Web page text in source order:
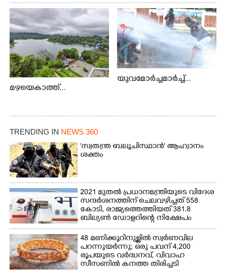
മഴയെകാത്ത്...
യുവമോർച്ചമാർച്ച്...
TRENDING IN NEWS 360
'സ്വതന്ത്ര ബലൂചിസ്ഥാൻ' ആഹ്വാനം
ശക്തം
2021 മുതൽ പ്രധാനമന്ത്രിയുടെ വിദേശ
സന്ദർശനത്തിന് ചെലവഴിച്ചത് 558
കോടി, രാജ്യത്തെത്തിയത് 381.8
ബില്യൺ ഡോളറിന്റെ നിക്ഷേപം
48 മണിക്കൂറിനുള്ളിൽ സ്വർണവില
പറന്നുയർന്നു; ഒരു പവന് 4,200
രൂപയുടെ വർദ്ധനവ്, വിവാഹ
സീസണിൽ കനത്ത തിരിച്ചടി